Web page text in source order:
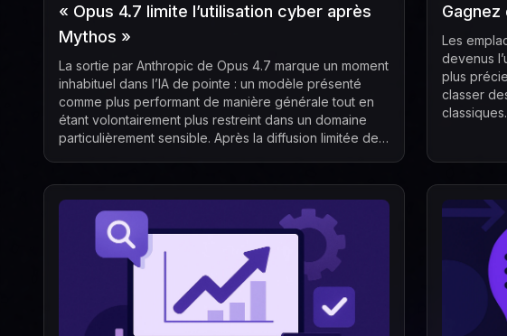
« Opus 4.7 limite l’utilisation cyber après
Mythos »
La sortie par Anthropic de Opus 4.7 marque un moment
inhabituel dans l’IA de pointe : un modèle présenté
comme plus performant de manière générale tout en
étant volontairement plus restreint dans un domaine
particulièrement sensible. Après la diffusion limitée de
Les
devenus
plus
classer